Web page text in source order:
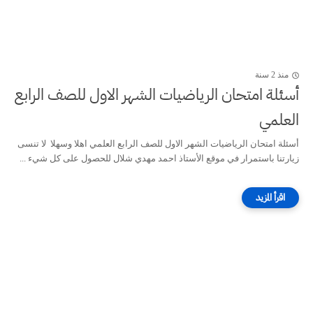
منذ 2 سنة
أسئلة امتحان الرياضيات الشهر الاول للصف الرابع
العلمي
أسئلة امتحان الرياضيات الشهر الاول للصف الرابع العلمي اهلا وسهلا لا تنسى
زيارتنا باستمرار في موقع الأستاذ احمد مهدي شلال للحصول على كل شيء ...